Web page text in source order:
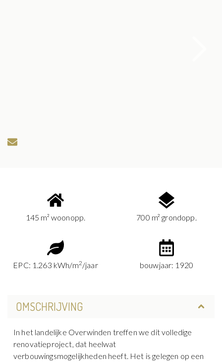
145 m² woonopp. 700 m² grondopp.
EPC: 1.263 kWh/m2/jaar bouwjaar: 1920
OMSCHRIJVING
In het landelijke Overwinden treffen we dit volledige
renovatieproject, dat heelwat
verbouwingsmogelijkheden heeft. Het is gelegen op een